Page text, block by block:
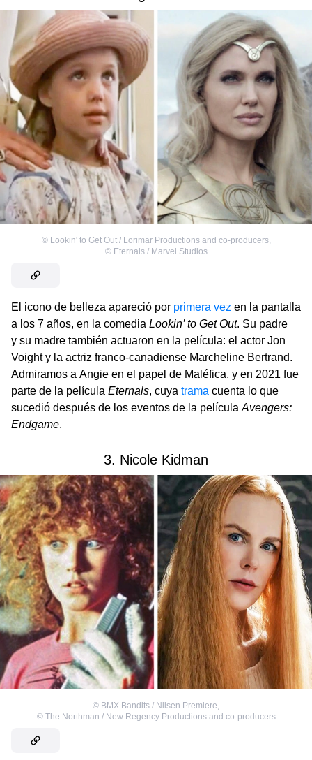
© Lookin' to Get Out / Lorimar Productions and co-producers,
© Eternals / Marvel Studios
El icono de belleza apareció por primera vez en la pantalla
a los 7 años, en la comedia Lookin’ to Get Out. Su padre
y su madre también actuaron en la película: el actor Jon
Voight y la actriz franco-canadiense Marcheline Bertrand.
Admiramos a Angie en el papel de Maléfica, y en 2021 fue
parte de la película Eternals, cuya trama cuenta lo que
sucedió después de los eventos de la película Avengers:
Endgame.
3. Nicole Kidman
© BMX Bandits / Nilsen Premiere,
© The Northman / New Regency Productions and co-producers